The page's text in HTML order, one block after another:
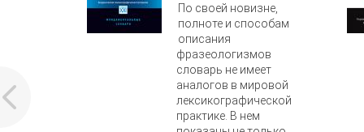
По своей новизне,
полноте и способам
описания
фразеологизмов
словарь не имеет
аналогов в мировой
лексикографической
практике. В нем